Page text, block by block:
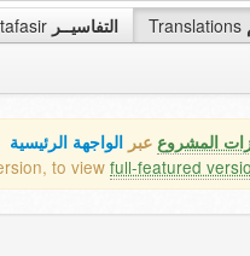
tafasir التفاسيــر Translations
المشروع عبر الواجهة الرئيسية
to view full-featured